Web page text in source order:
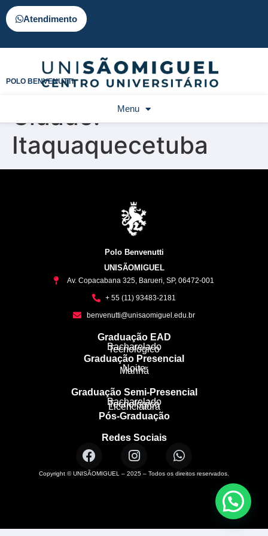
Atendimento
POLO BENVENUTTI
Menu
Cidade:
Itaquaquecetuba
Polo Benvenutti
UNISÃOMIGUEL
Av. Copacabana 325, Barueri, SP, 06472-001
+ 55 (11) 93483-2181
benvenutti@unisaomiguel.edu.br
Graduação EAD
Bacharelado
Tecnológico
Graduação Presencial
Noite
Manhã
Graduação Semi-Presencial
Bacharelado
Tecnológico
Licenciatura
Pós-Graduação
Redes Sociais
Copyright © UNISÃOMIGUEL – 2025 – Todos os direitos reservados.